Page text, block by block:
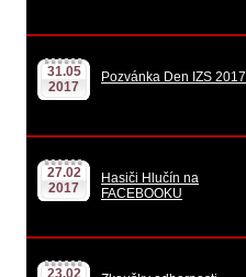
31.05
2017
Pozvánka Den IZS 2017
27.02
2017
Hasiči Hlučín na
FACEBOOKU
23.02